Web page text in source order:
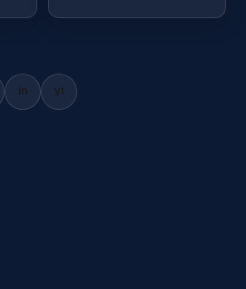
ekonomis dibandingkan
kualitas dan performa
memungkinkan proyek
lancar dan efisien.
Merek Forklift
untuk menyewa
in yt